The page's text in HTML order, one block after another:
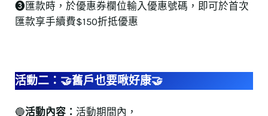
❸匯款時，於優惠券欄位輸入優惠號碼，即可於首次
匯款享手續費$150折抵優惠
活動二：🤝舊戶也要啾好康🤝
🔵活動內容： 活動期間內，